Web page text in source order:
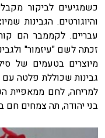
כשמגיעים לביקור
והיוגורטים. הגבינות
עבריים. לקממבר הם
זכתה לשם "עיזמור"
מיוצרים בטעמים של
למריחה, לחם ממאפיית
בני יהודה, תה צמחים חם בחורף